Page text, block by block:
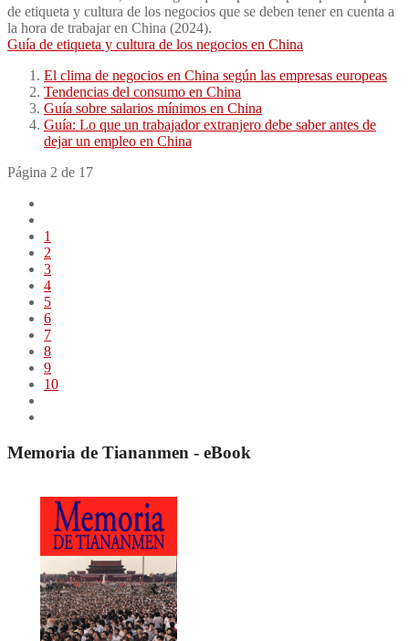
de etiqueta y cultura de los negocios que se deben tener en cuenta a
la hora de trabajar en China (2024).
Guía de etiqueta y cultura de los negocios en China
El clima de negocios en China según las empresas europeas
Tendencias del consumo en China
Guía sobre salarios mínimos en China
Guía: Lo que un trabajador extranjero debe saber antes de
dejar un empleo en China
Página 2 de 17
1
2
3
4
5
6
7
8
9
10
Memoria de Tiananmen - eBook